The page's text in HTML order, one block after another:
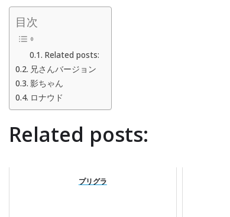
目次
Related posts:
兄さんバージョン
影ちゃん
ロナウド
Related posts:
プリグラ